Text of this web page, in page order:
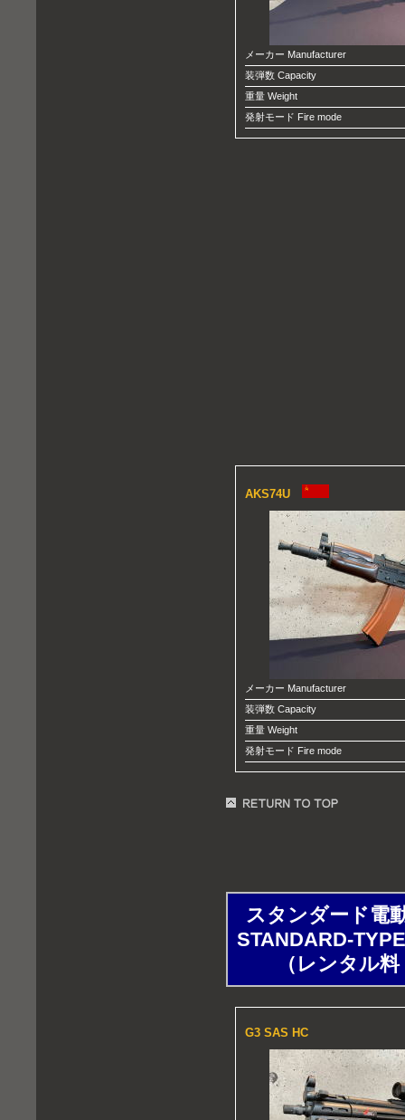
メーカー Manufacturer
装弾数 Capacity
重量 Weight
発射モード Fire mode
AKS74U
メーカー Manufacturer
装弾数 Capacity
重量 Weight
発射モード Fire mode
スタンダード電
STANDARD-TYPE
（レンタル料
G3 SAS HC